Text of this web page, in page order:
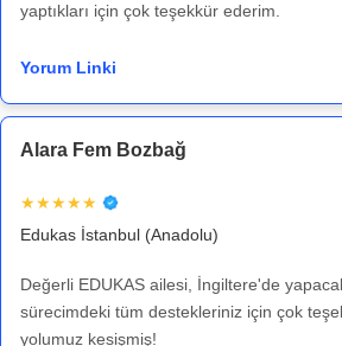
yaptıkları için çok teşekkür ederim.
Yorum Linki
Alara Fem Bozbağ
★★★★★
Edukas İstanbul (Anadolu)
Değerli EDUKAS ailesi, İngiltere'de
sürecimdeki tüm destekleriniz için çok
yolumuz kesişmiş!